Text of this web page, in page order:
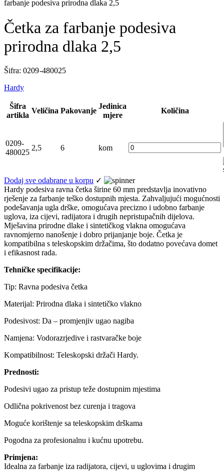
farbanje podesiva prirodna dlaka 2,5
Četka za farbanje podesiva
prirodna dlaka 2,5
Šifra: 0209 -480025
Hardy
Šifra
artikla
Veličina Pakovanje
Jedinica
mjere
Količina
0209-
480025
2,5 6 kom
Dodaj sve odabrane u korpu ✓
Hardy podesiva ravna četka širine 60 mm predstavlja inovativno
rješenje za farbanje teško dostupnih mjesta. Zahvaljujući mogućnosti
podešavanja ugla drške, omogućava precizno i udobno farbanje
uglova, iza cijevi, radijatora i drugih nepristupačnih dijelova.
Mješavina prirodne dlake i sintetičkog vlakna omogućava
ravnomjerno nanošenje i dobro prijanjanje boje. Četka je
kompatibilna s teleskopskim držačima, što dodatno povećava domet
i efikasnost rada.
Tehničke specifikacije:
Tip: Ravna podesiva četka
Materijal: Prirodna dlaka i sintetičko vlakno
Podesivost: Da – promjenjiv ugao nagiba
Namjena: Vodorazrjedive i rastvaračke boje
Kompatibilnost: Teleskopski držači Hardy.
Prednosti:
Podesivi ugao za pristup teže dostupnim mjestima
Odlična pokrivenost bez curenja i tragova
Moguće korištenje sa teleskopskim drškama
Pogodna za profesionalnu i kućnu upotrebu.
Primjena:
Idealna za farbanje iza radijatora, cijevi, u uglovima i drugim